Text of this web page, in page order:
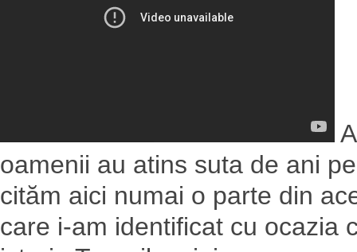
oamenii au atins suta de ani
cităm aici numai o parte din
care i-am identificat cu ocazia